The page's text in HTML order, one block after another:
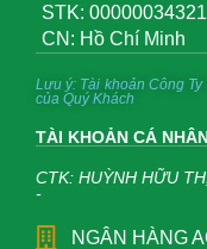
STK:
CN: Hồ Chí Minh
Lưu ý: Tài khoản Công
của Quý Khách
TÀI KHOẢN CÁ
CTK: HUỲNH HỮU
-
NGÂN HÀNG